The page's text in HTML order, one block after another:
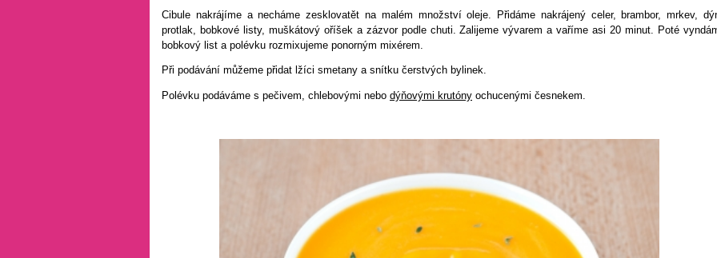
Cibule nakrájíme a necháme zesklovatět na malém množství oleje. Přidáme nakrájený celer, brambor, mrkev,
protlak, bobkové listy, muškátový oříšek a zázvor podle chuti. Zalijeme vývarem a vaříme asi 20 minut. Poté
bobkový list a polévku rozmixujeme ponorným mixérem.
Při podávání můžeme přidat lžíci smetany a snítku čerstvých bylinek.
Polévku podáváme s pečivem, chlebovými nebo dýňovými krutóny ochucenými česnekem.